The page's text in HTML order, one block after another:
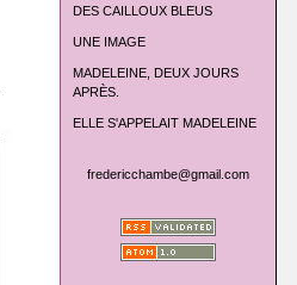
DES CAILLOUX BLEUS
UNE IMAGE
MADELEINE, DEUX JOURS
APRÈS.
ELLE S'APPELAIT MADELEINE
fredericchambe@gmail.com